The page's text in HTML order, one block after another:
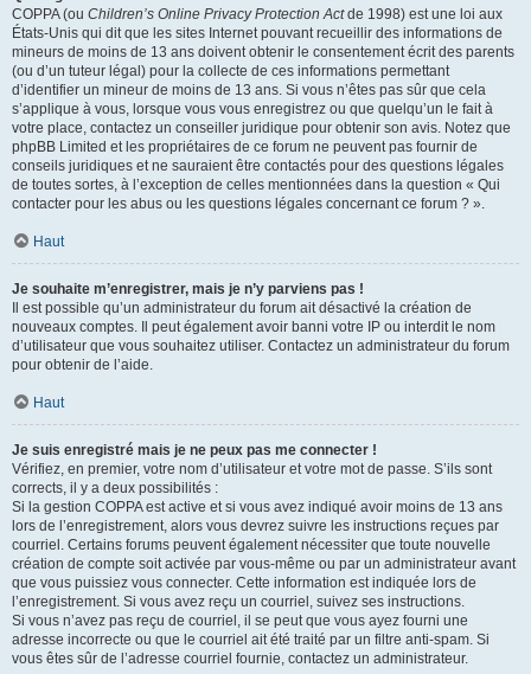
COPPA (ou Children’s Online Privacy Protection Actde 1998) est une loi aux
États-Unis qui dit que les sites Internet pouvant recueillir des informations de
mineurs de moins de 13 ans doivent obtenir le consentement écrit des parents
(ou d’un tuteur légal) pour la collecte de ces informations permettant
d’identifier un mineur de moins de 13 ans. Si vous n’êtes pas sûr que cela
s’applique à vous, lorsque vous vous enregistrez ou que quelqu’un le fait à
votre place, contactez un conseiller juridique pour obtenir son avis. Notez que
phpBB Limited et les propriétaires de ce forum ne peuvent pas fournir de
conseils juridiques et ne sauraient être contactés pour des questions légales
de toutes sortes, à l’exception de celles mentionnées dans la question « Qui
contacter pour les abus ou les questions légales concernant ce forum ? ».
Haut
Je souhaite m’enregistrer, mais je n’y parviens pas !
Il est possible qu’un administrateur du forum ait désactivé la création de
nouveaux comptes. Il peut également avoir banni votre IP ou interdit le nom
d’utilisateur que vous souhaitez utiliser. Contactez un administrateur du forum
pour obtenir de l’aide.
Haut
Je suis enregistré mais je ne peux pas me connecter !
Vérifiez, en premier, votre nom d’utilisateur et votre mot de passe. S’ils sont
corrects, il y a deux possibilités :
Si la gestion COPPA est active et si vous avez indiqué avoir moins de 13 ans
lors de l’enregistrement, alors vous devrez suivre les instructions reçues par
courriel. Certains forums peuvent également nécessiter que toute nouvelle
création de compte soit activée par vous-même ou par un administrateur avant
que vous puissiez vous connecter. Cette information est indiquée lors de
l’enregistrement. Si vous avez reçu un courriel, suivez ses instructions.
Si vous n’avez pas reçu de courriel, il se peut que vous ayez fourni une
adresse incorrecte ou que le courriel ait été traité par un filtre anti-spam. Si
vous êtes sûr de l’adresse courriel fournie, contactez un administrateur.